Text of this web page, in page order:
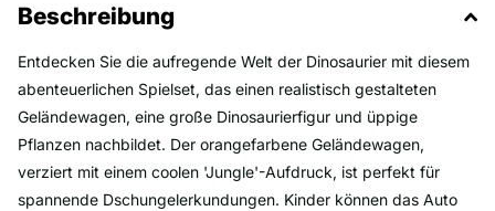
Beschreibung
Entdecken Sie die aufregende Welt der Dinosaurier mit diesem
abenteuerlichen Spielset, das einen realistisch gestalteten
Geländewagen, eine große Dinosaurierfigur und üppige
Pflanzen nachbildet. Der orangefarbene Geländewagen,
verziert mit einem coolen 'Jungle'-Aufdruck, ist perfekt für
spannende Dschungelerkundungen. Kinder können das Auto